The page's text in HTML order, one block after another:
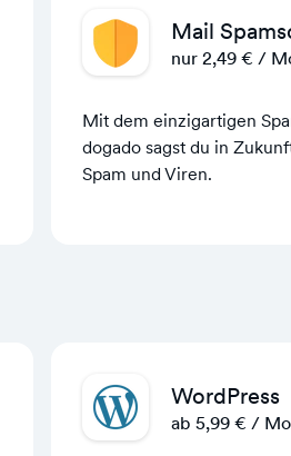
Mail
nur 2,49 € /
Mit dem einzigartigen
dogado sagst du in
Spam und Viren.
WordPress
ab 5,99 € /